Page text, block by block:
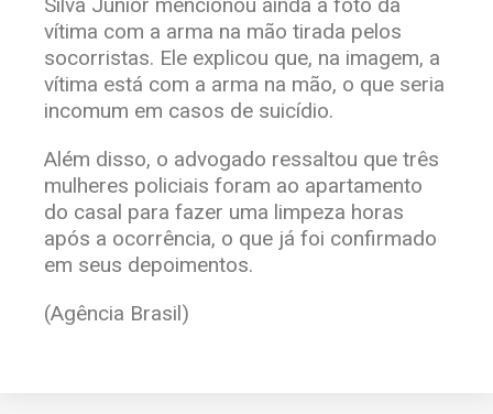
vítima com a arma na mão tirada pelos
socorristas. Ele explicou que, na imagem, a
vítima está com a arma na mão, o que seria
incomum em casos de suicídio.
Além disso, o advogado ressaltou que três
mulheres policiais foram ao apartamento
do casal para fazer uma limpeza horas
após a ocorrência, o que já foi confirmado
em seus depoimentos.
(Agência Brasil)